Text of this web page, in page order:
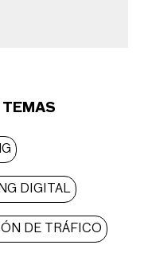
TEMAS
DIGITAL
DE TRÁFICO